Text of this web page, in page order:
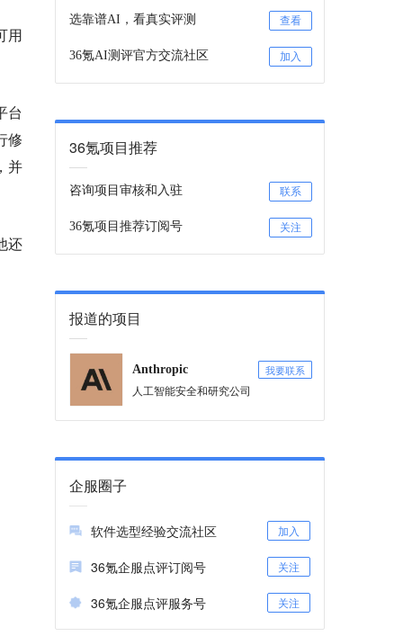
用
台
修
，并
还
选靠谱AI，看真实评测 查看
36氪AI测评官方交流社区 加入
36氪项目推荐
咨询项目审核和入驻 联系
36氪项目推荐订阅号 关注
报道的项目
Anthropic 我要联系
人工智能安全和研究公司
企服圈子
软件选型经验交流社区 加入
36氪企服点评订阅号 关注
36氪企服点评服务号 关注